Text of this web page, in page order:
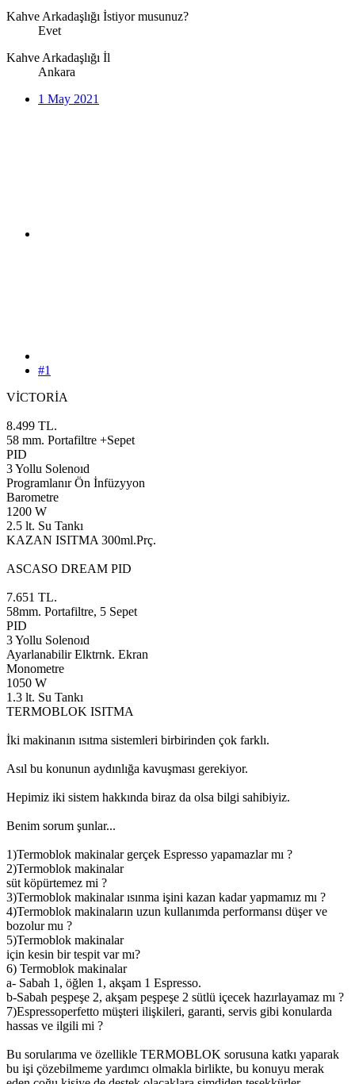
Kahve Arkadaşlığı İstiyor musunuz?
Evet
Kahve Arkadaşlığı İl
Ankara
1 May 2021
#1
VİCTORİA
8.499 TL.
58 mm. Portafiltre +Sepet
PID
3 Yollu Solenoıd
Programlanır Ön İnfüzyyon
Barometre
1200 W
2.5 lt. Su Tankı
KAZAN ISITMA 300ml.Prç.
ASCASO DREAM PID
7.651 TL.
58mm. Portafiltre, 5 Sepet
PID
3 Yollu Solenoıd
Ayarlanabilir Elktrnk. Ekran
Monometre
1050 W
1.3 lt. Su Tankı
TERMOBLOK ISITMA
İki makinanın ısıtma sistemleri birbirinden çok farklı.
Asıl bu konunun aydınlığa kavuşması gerekiyor.
Hepimiz iki sistem hakkında biraz da olsa bilgi sahibiyiz.
Benim sorum şunlar...
1)Termoblok makinalar gerçek Espresso yapamazlar mı ?
2)Termoblok makinalar
süt köpürtemez mi ?
3)Termoblok makinalar ısınma işini kazan kadar yapmamız mı ?
4)Termoblok makinaların uzun kullanımda performansı düşer ve
bozolur mu ?
5)Termoblok makinalar
için kesin bir tespit var mı?
6) Termoblok makinalar
a- Sabah 1, öğlen 1, akşam 1 Espresso.
b-Sabah peşpeşe 2, akşam peşpeşe 2 sütlü içecek hazırlayamaz mı ?
7)Espressoperfetto müşteri ilişkileri, garanti, servis gibi konularda
hassas ve ilgili mi ?
Bu sorularıma ve özellikle TERMOBLOK sorusuna katkı yaparak
bu işi çözebilmeme yardımcı olmakla birlikte, bu konuyu merak